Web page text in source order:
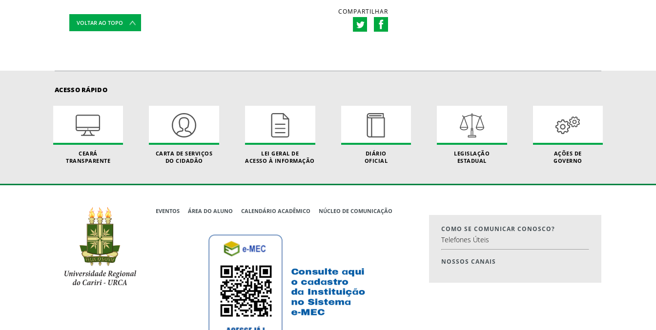
VOLTAR AO TOPO
COMPARTILHAR
ACESSO RÁPIDO
CEARÁ
TRANSPARENTE
CARTA DE SERVIÇOS
DO CIDADÃO
LEI GERAL DE
ACESSO À INFORMAÇÃO
DIÁRIO
OFICIAL
LEGISLAÇÃO
ESTADUAL
AÇÕES DE
GOVERNO
EVENTOS ÁREA DO ALUNO CALENDÁRIO ACADÊMICO NÚCLEO DE COMUNICAÇÃO
COMO SE COMUNICAR CONOSCO?
Telefones Úteis
NOSSOS CANAIS